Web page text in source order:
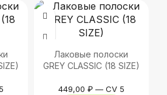
Лаковые полоски
GREY CLASSIC (18 SIZE)
449,00 ₽— CV 5